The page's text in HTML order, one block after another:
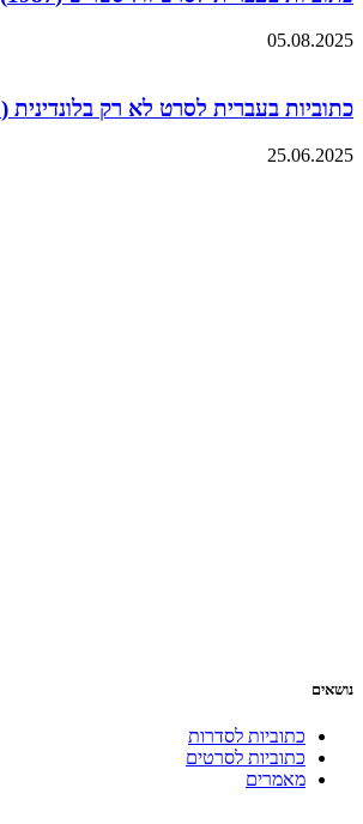
05.08.2025
כתוביות בעברית לסרט לא רק בלונדינית (2001)
25.06.2025
נושאים
כתוביות לסדרות
כתוביות לסרטים
מאמרים